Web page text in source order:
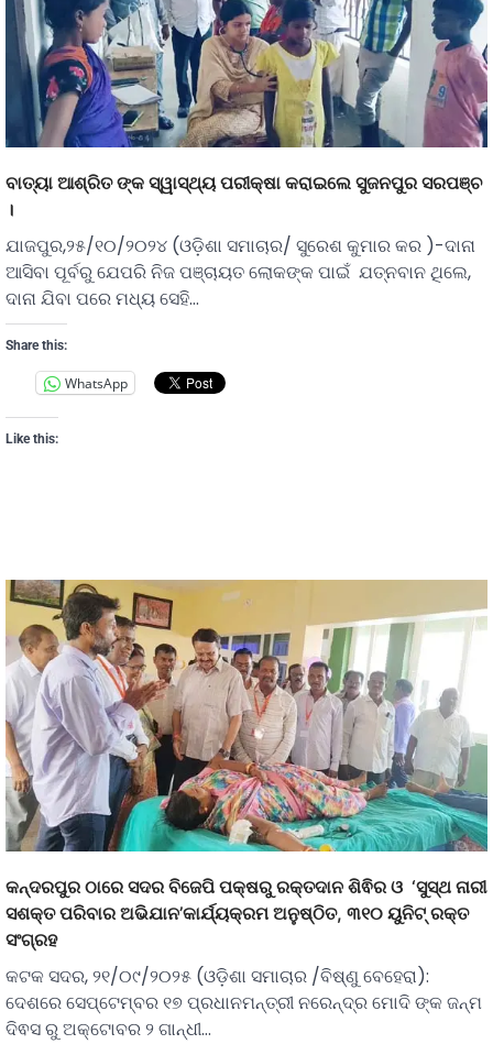
ବାତ୍ୟା ଆଶ୍ରିତ ଙ୍କ ସ୍ୱାସ୍ଥ୍ୟ ପରୀକ୍ଷା କରାଇଲେ ସୁଜନପୁର ସରପଞ୍ଚ
।
ଯାଜପୁର,୨୫/୧୦/୨୦୨୪ (ଓଡ଼ିଶା ସମାଚାର/ ସୁରେଶ କୁମାର କର )-ଦାନା
ଆସିବା ପୂର୍ବରୁ ଯେପରି ନିଜ ପଞ୍ଚାୟତ ଲୋକଙ୍କ ପାଇଁ ଯତ୍ନବାନ ଥିଲେ,
ଦାନା ଯିବା ପରେ ମଧ୍ୟ ସେହି…
Share this:
WhatsApp
Like this:
କନ୍ଦରପୁର ଠାରେ ସଦର ବିଜେପି ପକ୍ଷରୁ ରକ୍ତଦାନ ଶିଵିର ଓ ‘ସୁସ୍ଥ ନାରୀ
ସଶକ୍ତ ପରିବାର ଅଭିଯାନ’କାର୍ଯ୍ୟକ୍ରମ ଅନୁଷ୍ଠିତ, ୩୧୦ ୟୁନିଟ୍ ରକ୍ତ
ସଂଗ୍ରହ
କଟକ ସଦର, ୨୧/୦୯/୨୦୨୫ (ଓଡ଼ିଶା ସମାଚାର /ବିଷ୍ଣୁ ବେହେରା):
ଦେଶରେ ସେପ୍ଟେମ୍ବର ୧୭ ପ୍ରଧାନମନ୍ତ୍ରୀ ନରେନ୍ଦ୍ର ମୋଦି ଙ୍କ ଜନ୍ମ
ଦିଵସ ରୁ ଅକ୍ଟୋବର ୨ ଗାନ୍ଧୀ…